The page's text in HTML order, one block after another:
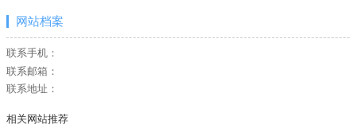
网站档案
联系手机：
联系邮箱：
联系地址：
相关网站推荐